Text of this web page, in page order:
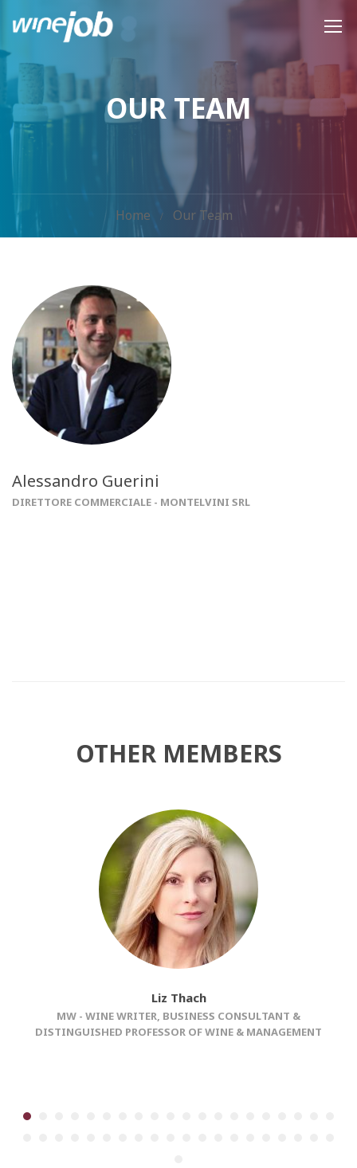
OUR TEAM
Home Our Team
Alessandro Guerini
DIRETTORE COMMERCIALE - MONTELVINI SRL
OTHER MEMBERS
Liz Thach
MW - WINE WRITER, BUSINESS CONSULTANT &
DISTINGUISHED PROFESSOR OF WINE & MANAGEMENT